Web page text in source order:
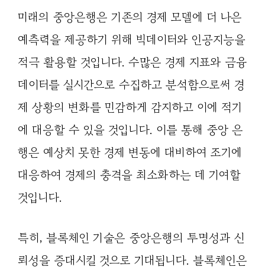
미래의 중앙은행은 기존의 경제 모델에 더 나은
예측력을 제공하기 위해 빅데이터와 인공지능을
적극 활용할 것입니다. 수많은 경제 지표와 금융
데이터를 실시간으로 수집하고 분석함으로써 경
제 상황의 변화를 민감하게 감지하고 이에 적기
에 대응할 수 있을 것입니다. 이를 통해 중앙 은
행은 예상치 못한 경제 변동에 대비하여 조기에
대응하여 경제의 충격을 최소화하는 데 기여할
것입니다.
특히, 블록체인 기술은 중앙은행의 투명성과 신
뢰성을 증대시킬 것으로 기대됩니다. 블록체인은